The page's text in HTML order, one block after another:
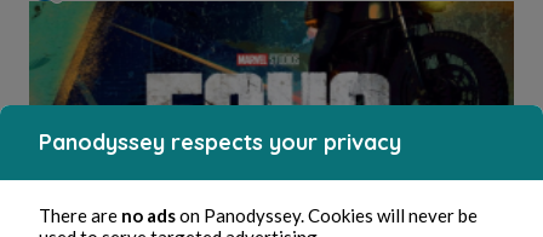
Panodyssey respects your privacy
There are no adson Panodyssey. Cookies will never be